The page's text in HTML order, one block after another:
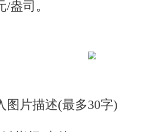
盎司。
片描述(最多30字)